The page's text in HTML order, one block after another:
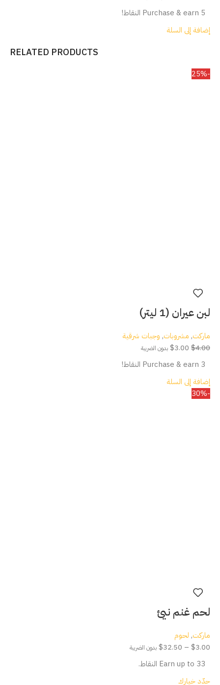
Purchase & earn 5 النقاط!
إضافة إلى السلة
RELATED PRODUCTS
-25%
لبن عيران (1 ليتر)
ماركت, مشروبات, وجبات شرقية
$4.00
$3.00 بدون الضريبة
Purchase & earn 3 النقاط!
إضافة إلى السلة
-30%
لحم غنم نيئ
ماركت, لحوم
$3.00
–
$32.50 بدون الضريبة
Earn up to 33 النقاط.
حدّد خيارك